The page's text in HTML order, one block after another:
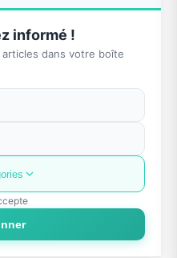
informé !
dans votre boîte